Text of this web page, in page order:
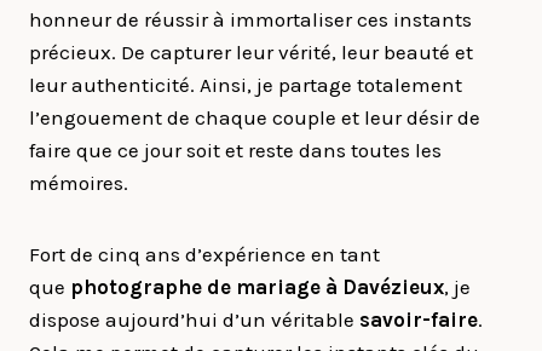
honneur de réussir à immortaliser ces instants
précieux. De capturer leur vérité, leur beauté et
leur authenticité. Ainsi, je partage totalement
l’engouement de chaque couple et leur désir de
faire que ce jour soit et reste dans toutes les
mémoires.
Fort de cinq ans d’expérience en tant
que photographe de mariage à Davézieux, je
dispose aujourd’hui d’un véritable savoir-faire.